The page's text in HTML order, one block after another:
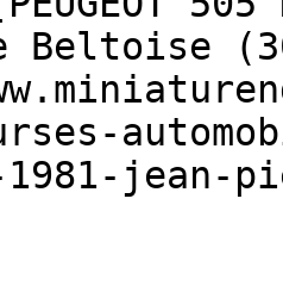
Beltoise
jean-